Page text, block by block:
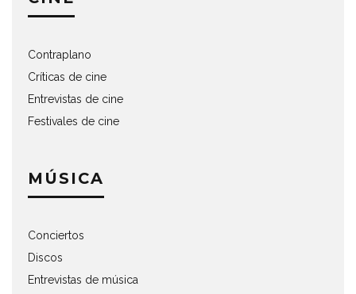
Contraplano
Críticas de cine
Entrevistas de cine
Festivales de cine
MÚSICA
Conciertos
Discos
Entrevistas de música